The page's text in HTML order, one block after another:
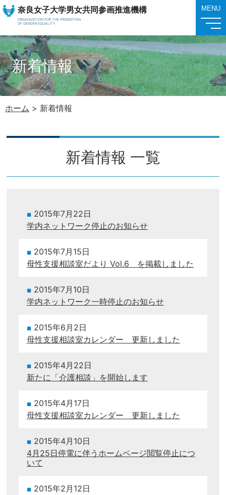
奈良女子大学男女共同参画推進機構
ORGANIZATION FOR THE PROMOTION
OF GENDER EQUALITY
MENU
新着情報
ホーム > 新着情報
新着情報 一覧
2015年7月22日
学内ネットワーク停止のお知らせ
2015年7月15日
母性支援相談室だより Vol.6 を掲載しました
2015年7月10日
学内ネットワーク一時停止のお知らせ
2015年6月2日
母性支援相談室カレンダー 更新しました
2015年4月22日
新たに「介護相談」を開始します
2015年4月17日
母性支援相談室カレンダー 更新しました
2015年4月10日
4月25日停電に伴うホームページ閲覧停止につ
いて
2015年2月12日